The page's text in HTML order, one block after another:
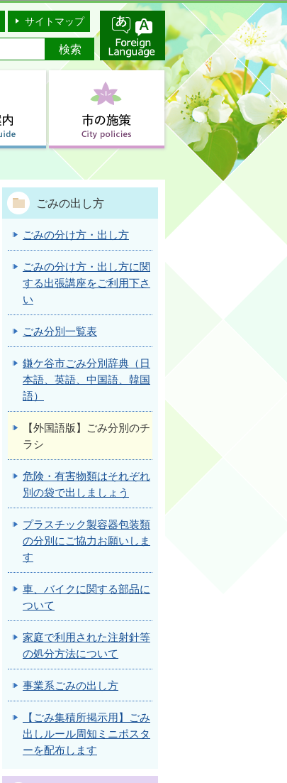
サイトマップ
ごみの出し方
ごみの分け方・出し方
ごみの分け方・出し方に関
する出張講座をご利用下さ
い
ごみ分別一覧表
鎌ケ谷市ごみ分別辞典（日
本語、英語、中国語、韓国
語）
【外国語版】ごみ分別のチ
ラシ
危険・有害物類はそれぞれ
別の袋で出しましょう
プラスチック製容器包装類
の分別にご協力お願いしま
す
車、バイクに関する部品に
ついて
家庭で利用された注射針等
の処分方法について
事業系ごみの出し方
【ごみ集積所掲示用】ごみ
出しルール周知ミニポスタ
ーを配布します